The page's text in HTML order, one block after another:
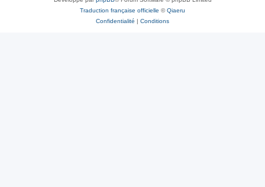
Traduction française officielle ©Qiaeru
Confidentialité | Conditions